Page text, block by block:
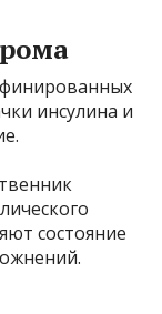
инсулина и
состояние